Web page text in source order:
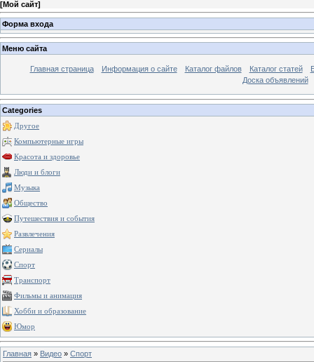
[Мой сайт]
Форма входа
Меню сайта
Главная страница Информация о сайте Каталог файлов Каталог статей
Доска объявлений
Categories
Другое
Компьютерные игры
Красота и здоровье
Люди и блоги
Музыка
Общество
Путешествия и события
Развлечения
Сериалы
Спорт
Транспорт
Фильмы и анимация
Хобби и образование
Юмор
Главная » Видео » Спорт